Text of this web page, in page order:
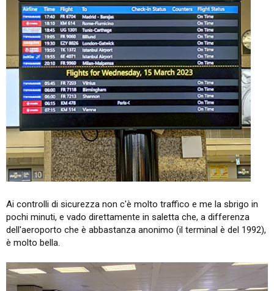
Ai controlli di sicurezza non c'è molto traffico e me la sbrigo in
pochi minuti, e vado direttamente in saletta che, a differenza
dell'aeroporto che è abbastanza anonimo (il terminal è del 1992),
è molto bella.